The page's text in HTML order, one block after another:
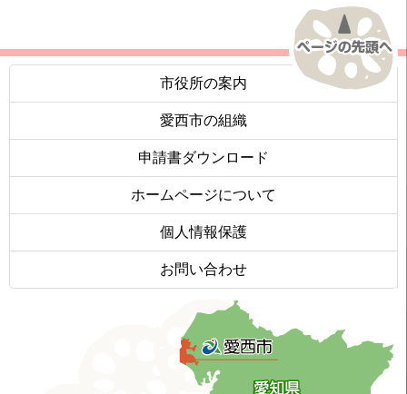
市役所の案内
愛西市の組織
申請書ダウンロード
ホームページについて
個人情報保護
お問い合わせ